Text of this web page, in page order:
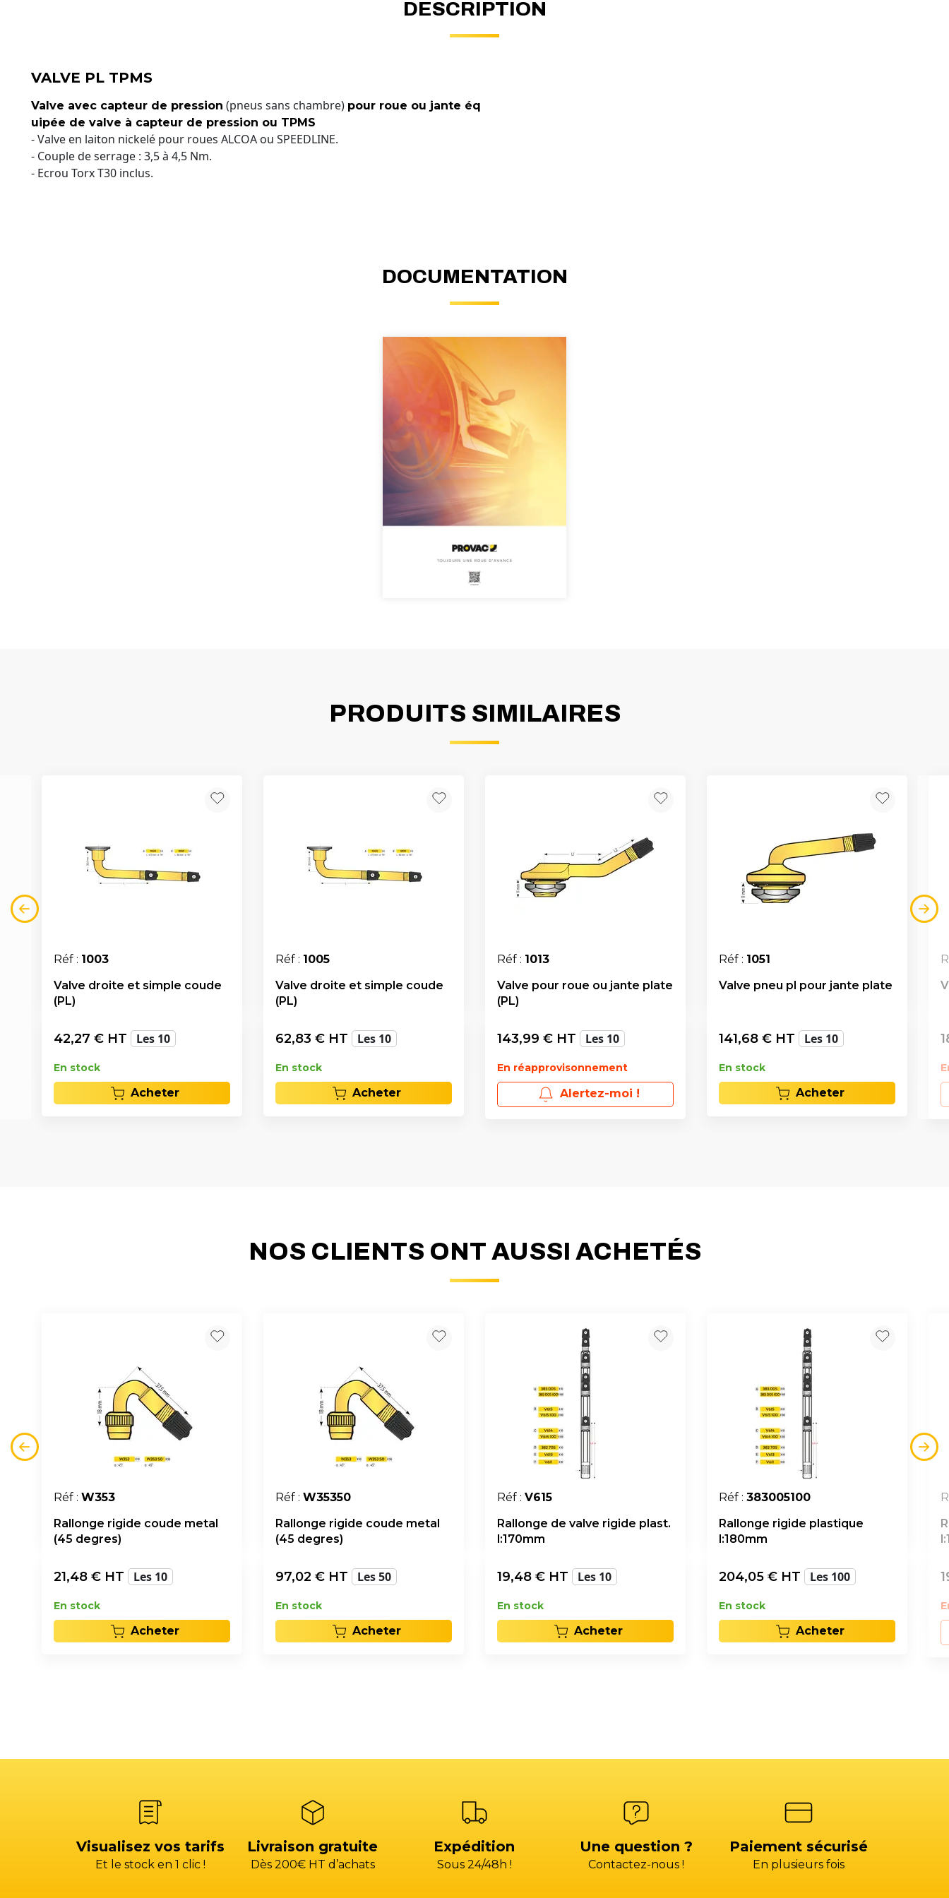
DESCRIPTION
VALVE PL TPMS
Valve avec capteur de pression (pneus sans chambre) pour roue ou jante éq
uipée de valve à capteur de pression ou TPMS
- Valve en laiton nickelé pour roues ALCOA ou SPEEDLINE.
- Couple de serrage : 3,5 à 4,5 Nm.
- Ecrou Torx T30 inclus.
DOCUMENTATION
PRODUITS SIMILAIRES
Réf : 1003
Valve droite et simple coude
(PL)
42,27 € HT Les 10
En stock
Acheter
Réf : 1005
Valve droite et simple coude
(PL)
62,83 € HT Les 10
En stock
Acheter
Réf : 1013
Valve pour roue ou jante plate
(PL)
143,99 € HT Les 10
En réapprovisonnement
Alertez-moi !
Réf : 1051
Valve pneu pl pour jante plate
141,68 € HT Les 10
En stock
Acheter
NOS CLIENTS ONT AUSSI ACHETÉS
Réf : W353
Rallonge rigide coude metal
(45 degres)
21,48 € HT Les 10
En stock
Acheter
Réf : W35350
Rallonge rigide coude metal
(45 degres)
97,02 € HT Les 50
En stock
Acheter
Réf : V615
Rallonge de valve rigide plast.
l:170mm
19,48 € HT Les 10
En stock
Acheter
Réf : 383005100
Rallonge rigide plastique
l:180mm
204,05 € HT Les 100
En stock
Acheter
Visualisez vos tarifs
Et le stock en 1 clic !
Livraison gratuite
Dès 200€ HT d’achats
Expédition
Sous 24/48h !
Une question ?
Contactez-nous !
Paiement sécurisé
En plusieurs fois